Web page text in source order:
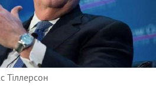
Тіллерсон